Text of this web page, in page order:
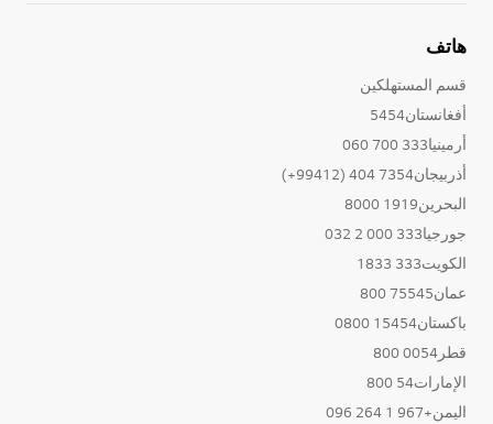
هاتف
قسم المستهلكين
أفغانستان5454
أرمينيا333 700 060
أذربيجان7354 404 (99412+)
البحرين1919 8000
جورجيا333 000 2 032
الكويت333 1833
عمان75545 800
باكستان15454 0800
قطر0054 800
الإمارات54 800
اليمن+967 1 264 096